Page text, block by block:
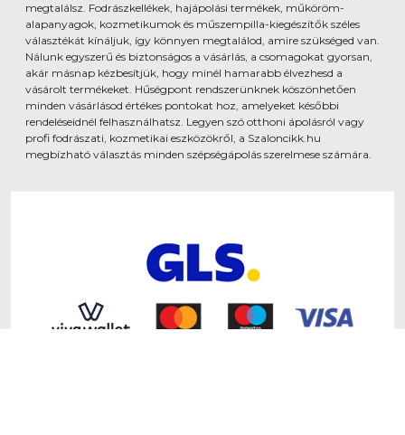
megtalálsz. Fodrászkellékek, hajápolási termékek, műköröm-
alapanyagok, kozmetikumok és műszempilla-kiegészítők széles
választékát kínáljuk, így könnyen megtalálod, amire szükséged van.
Nálunk egyszerű és biztonságos a vásárlás, a csomagokat gyorsan,
akár másnap kézbesítjük, hogy minél hamarabb élvezhesd a
vásárolt termékeket. Hűségpont rendszerünknek köszönhetően
minden vásárlásod értékes pontokat hoz, amelyeket későbbi
rendeléseidnél felhasználhatsz. Legyen szó otthoni ápolásról vagy
profi fodrászati, kozmetikai eszközökről, a Szaloncikk.hu
megbízható választás minden szépségápolás szerelmese számára.